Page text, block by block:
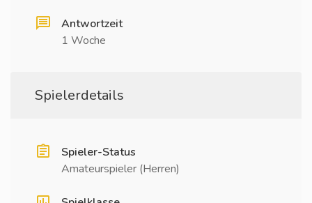
Antwortzeit
1 Woche
Spielerdetails
Spieler-Status
Amateurspieler (Herren)